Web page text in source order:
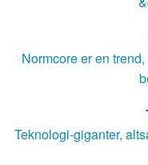
Normcore er en
Teknologi-giganter,